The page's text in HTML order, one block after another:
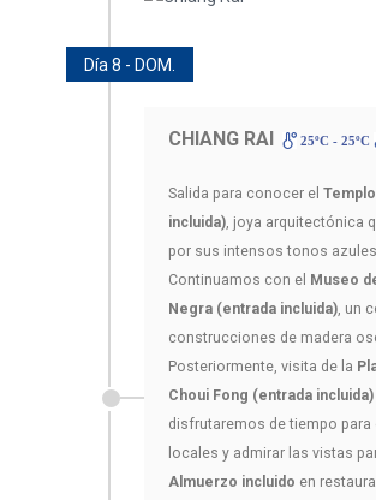
Día 8 - DOM.
CHIANG RAI 25ºC - 25ºC
Salida para conocer el
incluida) , joya arquitectónica
por sus intensos tonos
Continuamos con el Museo
Negra (entrada incluida) , un
construcciones de madera
Posteriormente, visita de la
Choui Fong (entrada incluida)
disfrutaremos de tiempo para
locales y admirar las vistas
Almuerzo incluido en